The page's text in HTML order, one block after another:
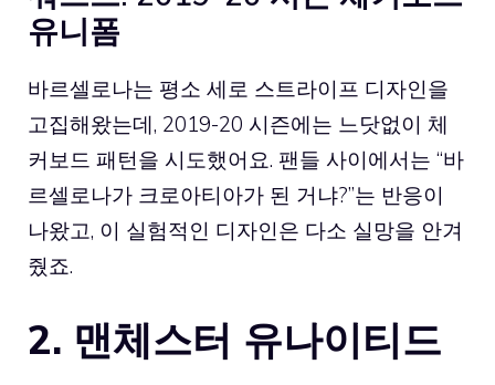
유니폼
바르셀로나는 평소 세로 스트라이프 디자인을
고집해왔는데, 2019-20 시즌에는 느닷없이 체
커보드 패턴을 시도했어요. 팬들 사이에서는 “바
르셀로나가 크로아티아가 된 거냐?”는 반응이
나왔고, 이 실험적인 디자인은 다소 실망을 안겨
줬죠.
2. 맨체스터 유나이티드